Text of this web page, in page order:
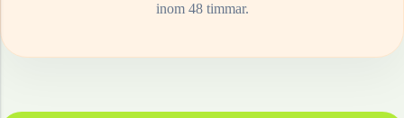
inom 48 timmar.